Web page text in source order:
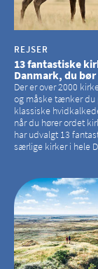
REJSER
13 fantastiske
Danmark, du bør
Der er over 2000
og måske tænker du
klassiske
når du hører ordet
har udvalgt 13
særlige kirker i hele
hvilke kirker, der er